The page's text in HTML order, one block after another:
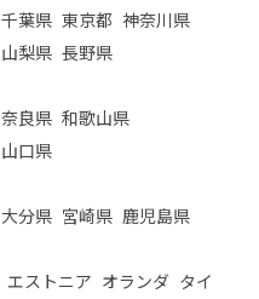
千葉県 東京都 神奈川県
山梨県 長野県
奈良県 和歌山県
山口県
大分県 宮崎県 鹿児島県
エストニア オランダ タイ